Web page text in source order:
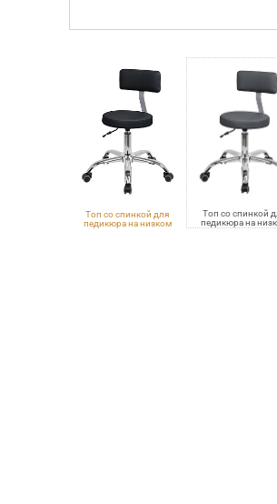
Топ со спинкой для
педикюра на низком
Топ со спинкой
педикюра на
подъемнике